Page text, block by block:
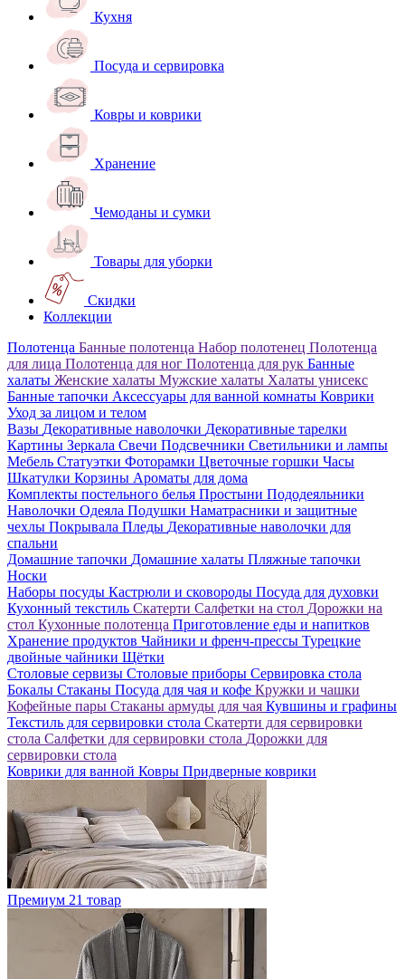
Кухня
Посуда и сервировка
Ковры и коврики
Хранение
Чемоданы и сумки
Товары для уборки
Скидки
Коллекции
Полотенца Банные полотенца Набор полотенец Полотенца
для лица Полотенца для ног Полотенца для рук Банные
халаты Женские халаты Мужские халаты Халаты унисекс
Банные тапочки Аксессуары для ванной комнаты Коврики
Уход за лицом и телом
Вазы Декоративные наволочки Декоративные тарелки
Картины Зеркала Свечи Подсвечники Светильники и лампы
Мебель Статуэтки Фоторамки Цветочные горшки Часы
Шкатулки Корзины Ароматы для дома
Комплекты постельного белья Простыни Пододеяльники
Наволочки Одеяла Подушки Наматрасники и защитные
чехлы Покрывала Пледы Декоративные наволочки для
спальни
Домашние тапочки Домашние халаты Пляжные тапочки
Носки
Наборы посуды Кастрюли и сковороды Посуда для духовки
Кухонный текстиль Скатерти Салфетки на стол Дорожки на
стол Кухонные полотенца Приготовление еды и напитков
Хранение продуктов Чайники и френч-прессы Турецкие
двойные чайники Щётки
Столовые сервизы Столовые приборы Сервировка стола
Бокалы Стаканы Посуда для чая и кофе Кружки и чашки
Кофейные пары Стаканы армуды для чая Кувшины и графины
Текстиль для сервировки стола Скатерти для сервировки
стола Салфетки для сервировки стола Дорожки для
сервировки стола
Коврики для ванной Ковры Придверные коврики
Премиум 21 товар